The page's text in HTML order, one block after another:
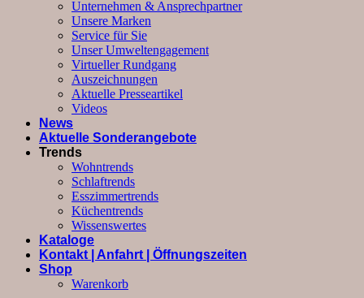
Unternehmen & Ansprechpartner
Unsere Marken
Service für Sie
Unser Umweltengagement
Virtueller Rundgang
Auszeichnungen
Aktuelle Presseartikel
Videos
News
Aktuelle Sonderangebote
Trends
Wohntrends
Schlaftrends
Esszimmertrends
Küchentrends
Wissenswertes
Kataloge
Kontakt | Anfahrt | Öffnungszeiten
Shop
Warenkorb